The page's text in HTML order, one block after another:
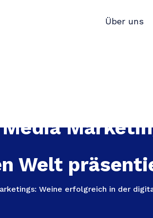
Über uns
Welt
Weine erfolgreich in der